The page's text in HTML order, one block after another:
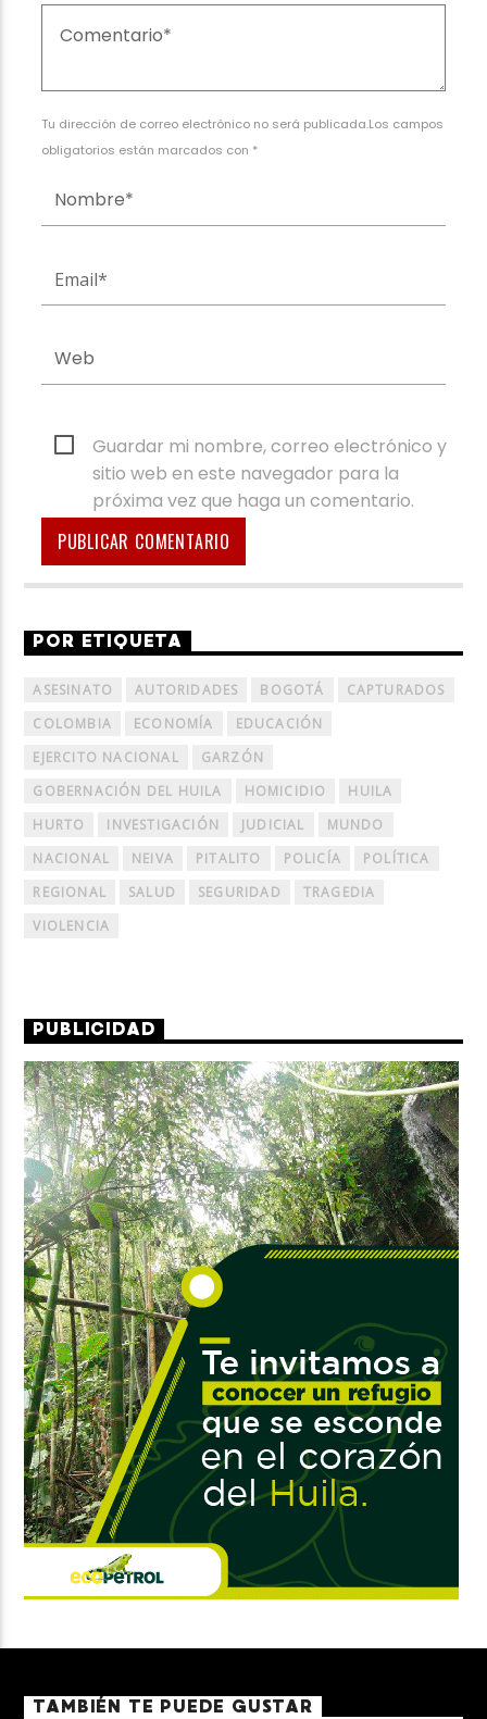
Tu dirección de correo electrónico no será publicada.Los campos
obligatorios están marcados con *
Guardar mi nombre, correo electrónico y
sitio web en este navegador para la
próxima vez que haga un comentario.
POR ETIQUETA
ASESINATO AUTORIDADES BOGOTÁ
CAPTURADOS
COLOMBIA
ECONOMÍA
EDUCACIÓN
EJERCITO NACIONAL
GARZÓN
GOBERNACIÓN DEL HUILA
HOMICIDIO
HUILA
HURTO
INVESTIGACIÓN JUDICIAL
MUNDO
NACIONAL
NEIVA PITALITO POLICÍA
POLÍTICA
REGIONAL
SALUD SEGURIDAD
TRAGEDIA
VIOLENCIA
PUBLICIDAD
TAMBIÉN TE PUEDE GUSTAR